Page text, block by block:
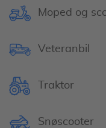
Moped og
Veteranbil
Traktor
Snøscooter